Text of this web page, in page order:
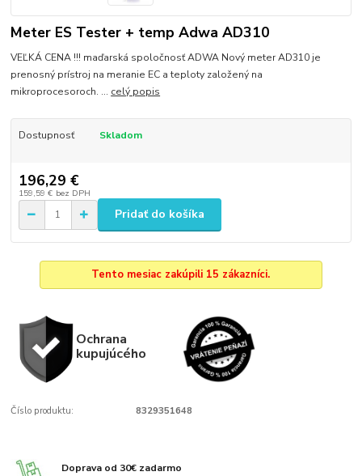
Meter ES Tester + temp Adwa AD310
VEĽKÁ CENA !!! maďarská spoločnosť ADWA Nový meter AD310 je
prenosný prístroj na meranie EC a teploty založený na
mikroprocesoroch. ... celý popis
Dostupnosť Skladom
196,29 €
159,59 € bez DPH
Pridať do košíka
Tento mesiac zakúpili 15 zákazníci.
Ochrana
kupujúcého
Číslo produktu: 8329351648
Doprava od 30€ zadarmo